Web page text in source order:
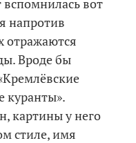
вот
напротив
отражаются
Вроде бы
куранты».
картины у него
стиле, имя